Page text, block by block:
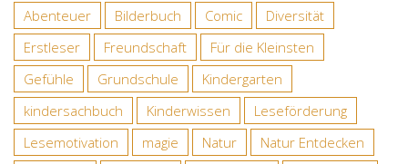
Abenteuer
Bilderbuch Comic
Diversität
Erstleser
Freundschaft
Für die Kleinsten
Gefühle
Grundschule
Kindergarten
kindersachbuch
Kinderwissen
Leseförderung
Lesemotivation
magie Natur
Natur Entdecken